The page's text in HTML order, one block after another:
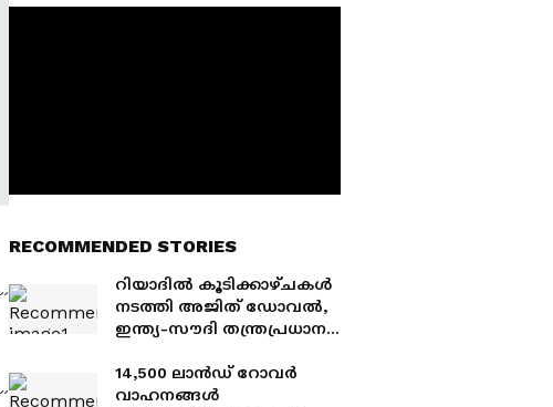
RECOMMENDED STORIES
റിയാദിൽ കൂടിക്കാഴ്ചകൾ
നടത്തി അജിത് ഡോവൽ,
ഇന്ത്യ-സൗദി തന്ത്രപ്രധാന
ഉന്നതതല ചർച്ചകൾ
14,500 ലാൻഡ് റോവർ
വാഹനങ്ങൾ